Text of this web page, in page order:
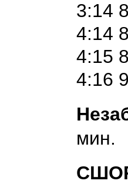
3:14
4:14
4:15
4:16
мин.